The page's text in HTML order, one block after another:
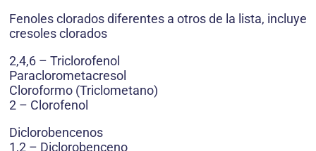
Fenoles clorados diferentes a otros de la lista, incluye
cresoles clorados
2,4,6 – Triclorofenol
Paraclorometacresol
Cloroformo (Triclometano)
2 – Clorofenol
Diclorobencenos
1,2 – Diclorobenceno